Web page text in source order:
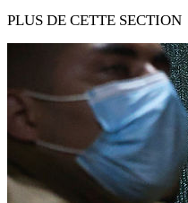
PLUS DE CETTE SECTION